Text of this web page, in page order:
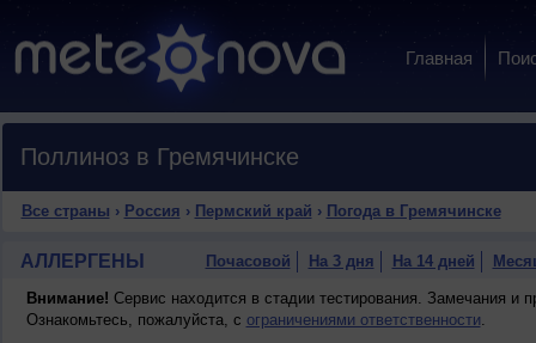
Главная
Поллиноз в Гремячинске
Все страны › Россия › Пермский край › Погода в Гремячинске
АЛЛЕРГЕНЫ Почасовой На 3 дня На 14 дней
Внимание! Сервис находится в стадии тестирования. Замечания и
Ознакомьтесь, пожалуйста, с ограничениями ответственности.